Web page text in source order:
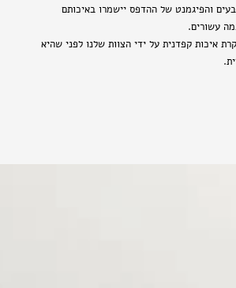
והפיגמנט של ההדפס יישמרו באיכותם
עשורים.
איכות קפדנית על ידי הצוות שלנו לפני שהיא